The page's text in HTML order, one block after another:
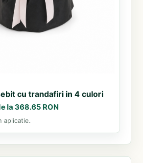
cu trandafiri in 4 culori
la 368.65 RON
aplicatie.